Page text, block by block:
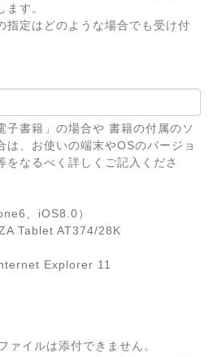
す。
指定はどのような場合でも受け付
書籍」の場合や 書籍の付属のソ
は、お使いの端末やOSのバージョ
をなるべく詳しくご記入くださ
、iOS8.0）
Tablet AT374/28K
Explorer 11
ァイルは添付できません。